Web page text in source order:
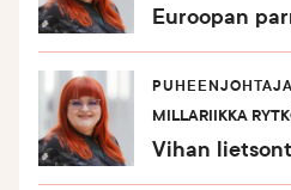
Euroopan
MILLARIIKKA
Vihan